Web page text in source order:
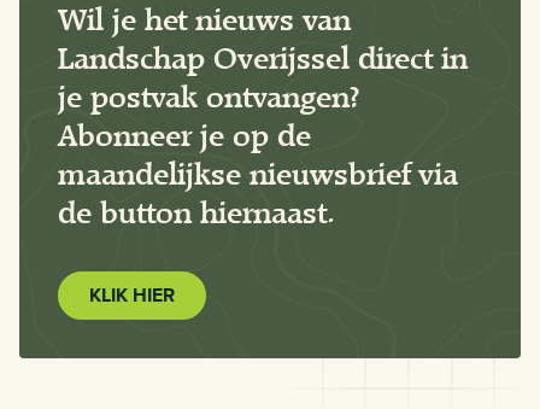
Wil je het nieuws van
Landschap Overijssel direct in
je postvak ontvangen?
Abonneer je op de
maandelijkse nieuwsbrief via
de button hiernaast.
KLIK HIER